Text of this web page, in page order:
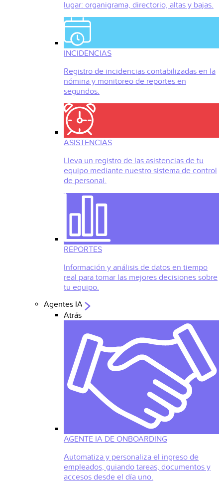
lugar: organigrama, directorio, altas y bajas.
INCIDENCIAS
Registro de incidencias contabilizadas en la
nómina y monitoreo de reportes en
segundos.
ASISTENCIAS
Lleva un registro de las asistencias de tu
equipo mediante nuestro sistema de control
de personal.
REPORTES
Información y análisis de datos en tiempo
real para tomar las mejores decisiones sobre
tu equipo.
Agentes IA
Atrás
AGENTE IA DE ONBOARDING
Automatiza y personaliza el ingreso de
empleados, guiando tareas, documentos y
accesos desde el día uno.